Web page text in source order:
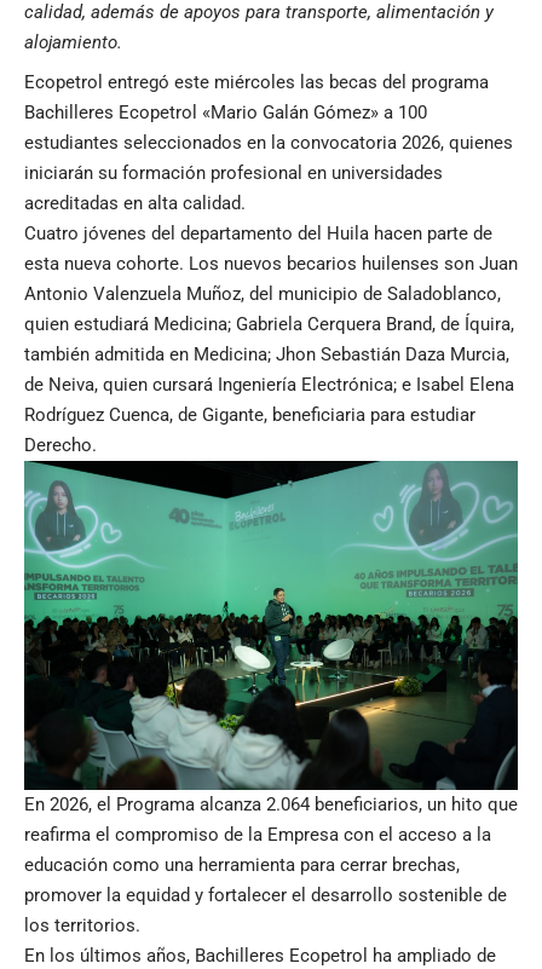
calidad, además de apoyos para transporte, alimentación y
alojamiento.
Ecopetrol entregó este miércoles las becas del programa
Bachilleres Ecopetrol «Mario Galán Gómez» a 100
estudiantes seleccionados en la convocatoria 2026, quienes
iniciarán su formación profesional en universidades
acreditadas en alta calidad.
Cuatro jóvenes del departamento del Huila hacen parte de
esta nueva cohorte. Los nuevos becarios huilenses son Juan
Antonio Valenzuela Muñoz, del municipio de Saladoblanco,
quien estudiará Medicina; Gabriela Cerquera Brand, de Íquira,
también admitida en Medicina; Jhon Sebastián Daza Murcia,
de Neiva, quien cursará Ingeniería Electrónica; e Isabel Elena
Rodríguez Cuenca, de Gigante, beneficiaria para estudiar
Derecho.
En 2026, el Programa alcanza 2.064 beneficiarios, un hito que
reafirma el compromiso de la Empresa con el acceso a la
educación como una herramienta para cerrar brechas,
promover la equidad y fortalecer el desarrollo sostenible de
los territorios.
En los últimos años, Bachilleres Ecopetrol ha ampliado de